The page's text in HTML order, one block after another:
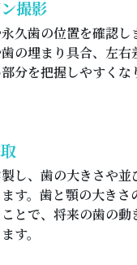
撮影
久歯の位置を確認し
の埋まり具合、左右
分を把握しやすくな
し、歯の大きさや並
す。歯と顎の大きさ
とで、将来の歯の動
す。